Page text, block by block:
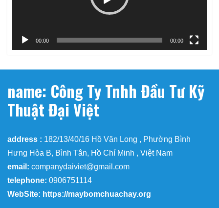
00:00 00:00
name: Công Ty Tnhh Đầu Tư Kỹ
Thuật Đại Việt
address : 182/13/40/16 Hồ Văn Long , Phường Bình
Hưng Hòa B, Bình Tân, Hồ Chí Minh , Việt Nam
email: companydaiviet@gmail.com
telephone: 0906751114
WebSite: https://maybomchuachay.org